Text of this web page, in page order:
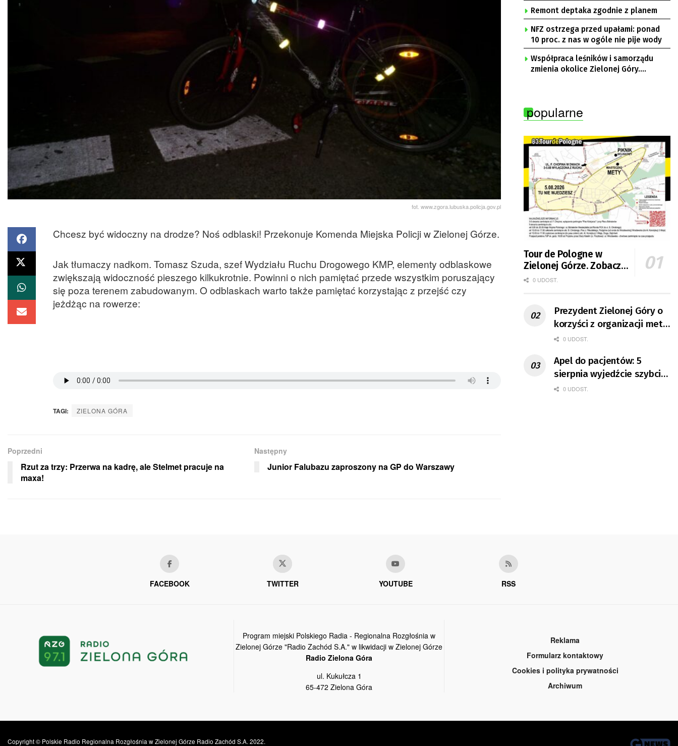
fot. www.zgora.lubuska.policja.gov.pl
Chcesz być widoczny na drodze? Noś odblaski! Przekonuje Komenda Miejska Policji w Zielonej Górze.
Jak tłumaczy nadkom. Tomasz Szuda, szef Wydziału Ruchu Drogowego KMP, elementy odblaskowe
zwiększają widoczność pieszego kilkukrotnie. Powinni o nich pamiętać przede wszystkim poruszający
się poza terenem zabudowanym. O odblaskach warto także pamiętać korzystając z przejść czy
jeżdżąc na rowerze:
TAGI: ZIELONA GÓRA
Poprzedni
Rzut za trzy: Przerwa na kadrę, ale Stelmet pracuje na
maxa!
Następny
Junior Falubazu zaproszony na GP do Warszawy
Remont deptaka zgodnie z planem
NFZ ostrzega przed upałami: ponad
10 proc. z nas w ogóle nie pije wody
Współpraca leśników i samorządu
zmienia okolice Zielonej Góry.
popularne
Tour de Pologne w
Zielonej Górze. Zobacz
zmiany w organizacji
0 UDOST.
Prezydent Zielonej Góry o
korzyści z organizacji mety
Tour de Pologne
0 UDOST.
Apel do pacjentów: 5
sierpnia wyjedźcie szybciej
z domów
0 UDOST.
FACEBOOK TWITTER YOUTUBE RSS
Program miejski Polskiego Radia - Regionalna Rozgłośnia w
Zielonej Górze "Radio Zachód S.A." w likwidacji w Zielonej Górze
Radio Zielona Góra
ul. Kukułcza 1
65-472 Zielona Góra
Reklama
Formularz kontaktowy
Cookies i polityka prywatności
Archiwum
Copyright © Polskie Radio Regionalna Rozgłośnia w Zielonej Górze Radio Zachód S.A. 2022.